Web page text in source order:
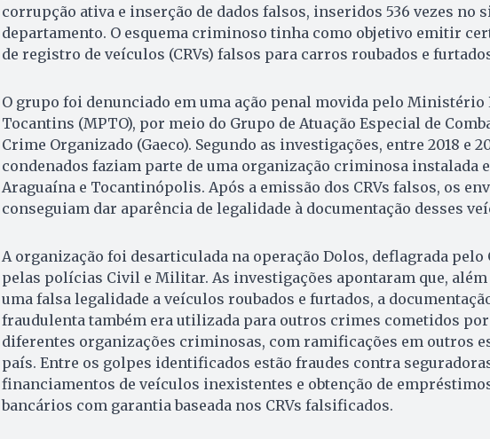
corrupção ativa e inserção de dados falsos, inseridos 536 vezes no
departamento. O esquema criminoso tinha como objetivo emitir
de registro de veículos (CRVs) falsos para carros roubados e
O grupo foi denunciado em uma ação penal movida pelo Ministério
Tocantins (MPTO), por meio do Grupo de Atuação Especial de
Crime Organizado (Gaeco). Segundo as investigações, entre 2018 e
condenados faziam parte de uma organização criminosa instalada
Araguaína e Tocantinópolis. Após a emissão dos CRVs falsos, os
conseguiam dar aparência de legalidade à documentação desses
A organização foi desarticulada na operação Dolos, deflagrada pelo
pelas polícias Civil e Militar. As investigações apontaram que, além
uma falsa legalidade a veículos roubados e furtados, a
fraudulenta também era utilizada para outros crimes cometidos por
diferentes organizações criminosas, com ramificações em outros
país. Entre os golpes identificados estão fraudes contra
financiamentos de veículos inexistentes e obtenção de
bancários com garantia baseada nos CRVs falsificados.